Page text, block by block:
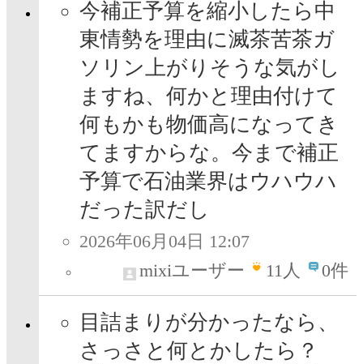
今補正予算を縮小したら中
東情勢を理由に滅茶苦茶ガ
ソリン上がりそうな気がし
ますね、何かと理由付けて
何もかも物価高になってき
てますからな。今まで補正
予算で石油業界はウハウハ
だった訳だし
2026年06月04日 12:07
mixiユーザー
11人 0件
目詰まりが分かったなら、
さっさと何とかしたら？